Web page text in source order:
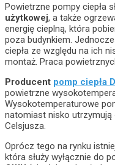
Powietrzne pompy ciepła
użytkowej, a także
energię cieplną, która
poza budynkiem.
ciepła ze względu na ich
montaż. Praca
Producent pomp ciepła
powietrzne
Wysokotemperaturowe
natomiast nisko
Celsjusza.
Oprócz tego na rynku
która służy wyłącznie do